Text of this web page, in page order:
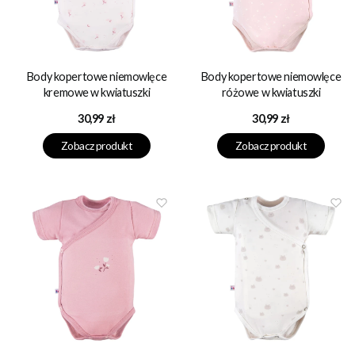
Body kopertowe niemowlęce
kremowe w kwiatuszki
Cena
30,99 zł
Zobacz produkt
Body kopertowe niemowlęce
różowe w kwiatuszki
Cena
30,99 zł
Zobacz produkt